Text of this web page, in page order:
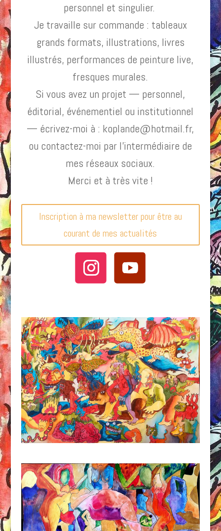
personnel et singulier.
Je travaille sur commande : tableaux
grands formats, illustrations, livres
illustrés, performances de peinture live,
fresques murales.
Si vous avez un projet — personnel,
éditorial, événementiel ou institutionnel
— écrivez-moi à : koplande@hotmail.fr,
ou contactez-moi par l’intermédiaire de
mes réseaux sociaux.
Merci et à très vite !
Inscription à ma newsletter pour être au
courant de mes actualités